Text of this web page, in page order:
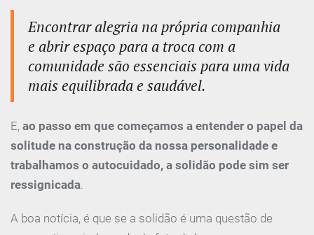
Encontrar alegria na própria companhia
e abrir espaço para a troca com a
comunidade são essenciais para uma vida
mais equilibrada e saudável.
E, ao passo em que começamos a entender o papel da
solitude na construção da nossa personalidade e
trabalhamos o autocuidado, a solidão pode sim ser
ressignicada.
A boa notícia, é que se a solidão é uma questão de